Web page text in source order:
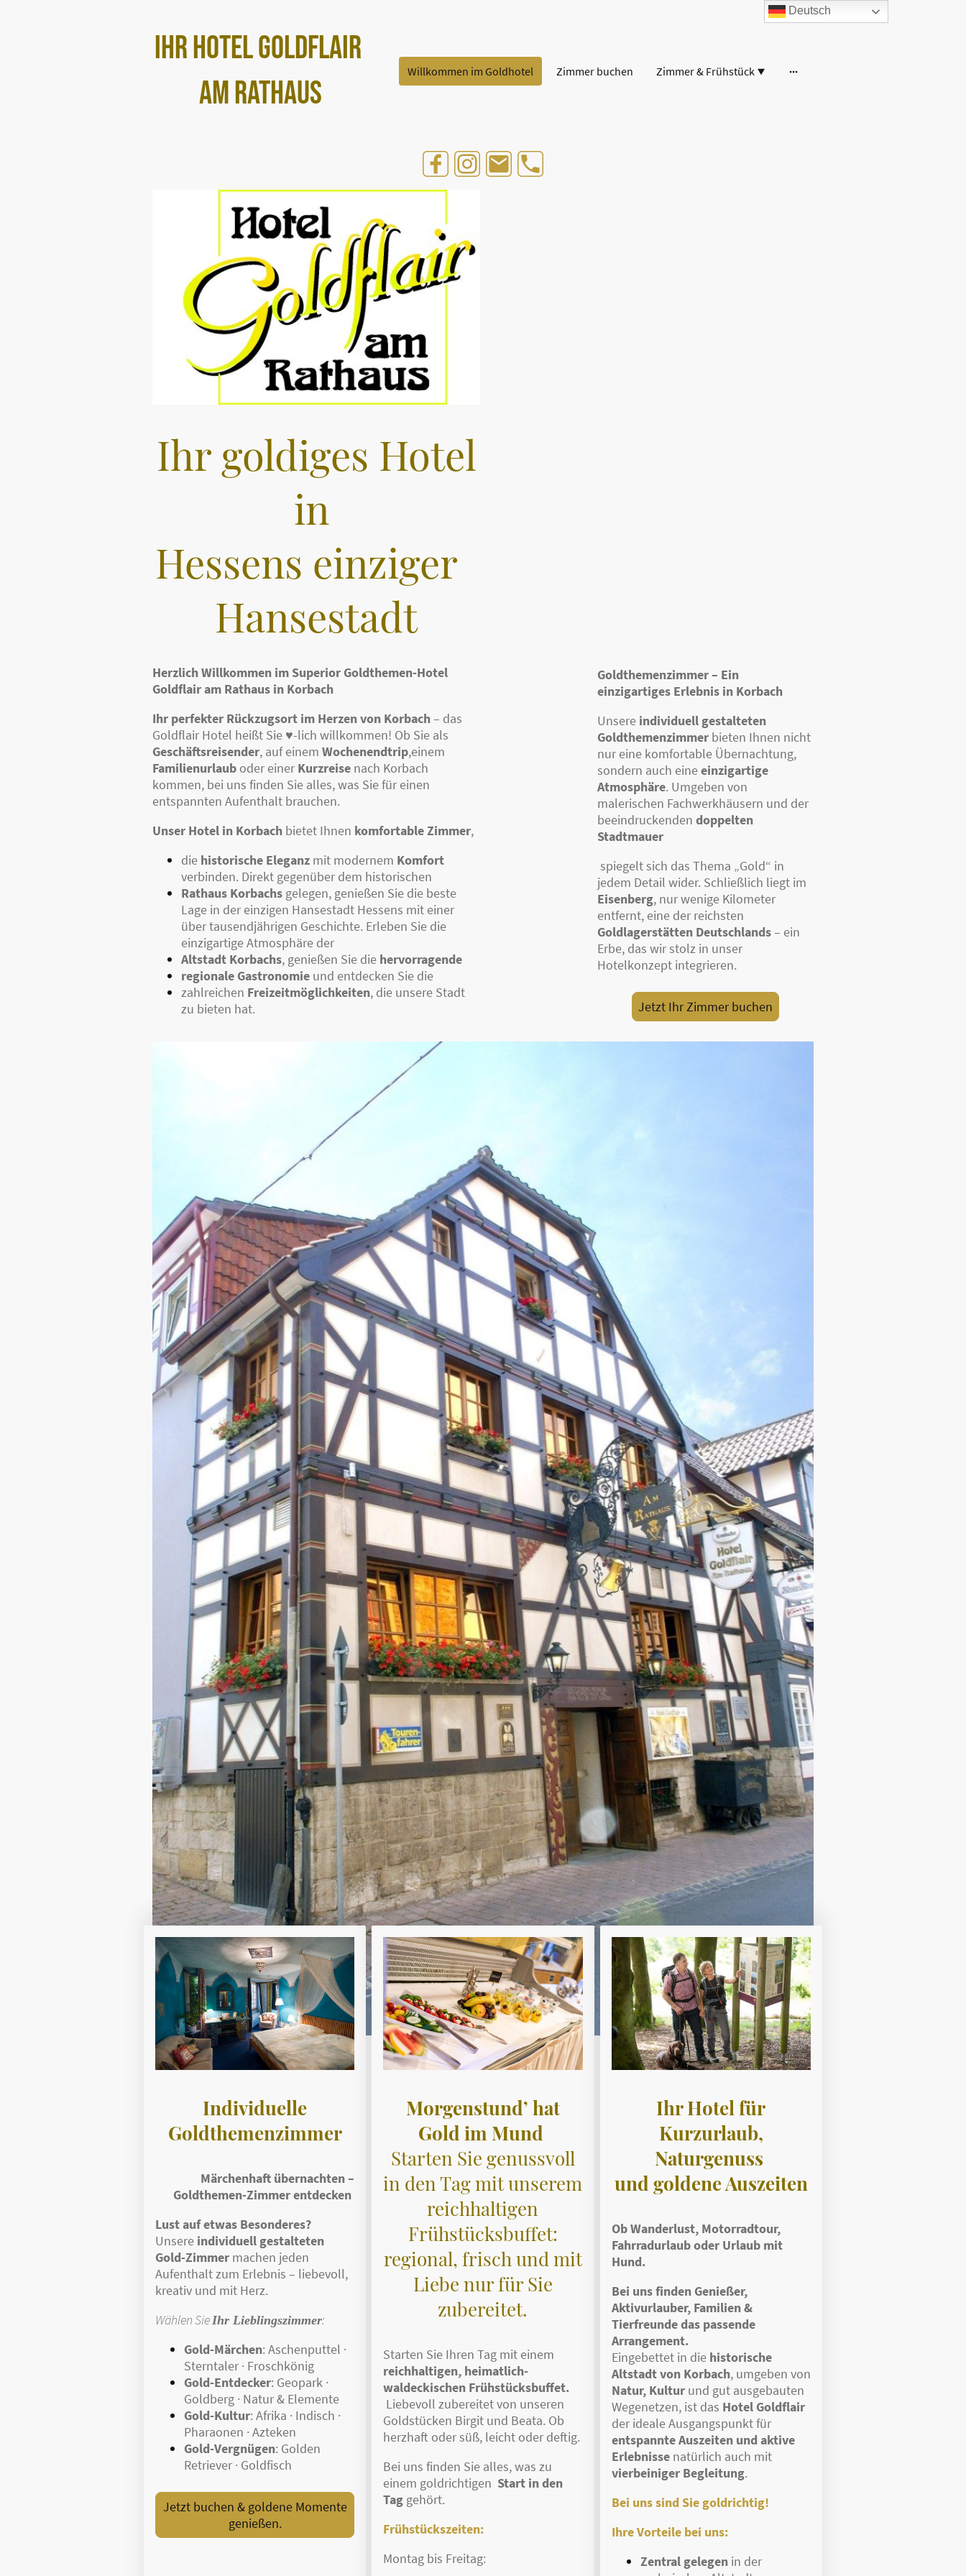
IHR Hotel Goldflair
am Rathaus
Willkommen im Goldhotel Zimmer buchen Zimmer & Frühstück
Ihr goldiges Hotel
in
Hessens einziger
Hanse­stadt
Herzlich Willkommen im Superior Goldthemen-Hotel
Goldflair am Rathaus in Korbach
Ihr perfekter Rückzugsort im Herzen von Korbach– das
Goldflair Hotel heißt Sie ♥-lich willkommen! Ob Sie als
Geschäftsreisender, auf einem Wochenendtrip,einem
Familienurlaub oder einer Kurzreise nach Korbach
kommen, bei uns finden Sie alles, was Sie für einen
entspannten Aufenthalt brauchen.
Unser Hotel in Korbach bietet Ihnen komfortable Zimmer,
die historische Eleganz mit modernem Komfort
verbinden. Direkt gegenüber dem historischen
Rathaus Korbachs gelegen, genießen Sie die beste
Lage in der einzigen Hansestadt Hessens mit einer
über tausendjährigen Geschichte. Erleben Sie die
einzigartige Atmosphäre der
Altstadt Korbachs, genießen Sie die hervorragende
regionale Gastronomie und entdecken Sie die
zahlreichen Freizeitmöglichkeiten, die unsere Stadt
zu bieten hat.
Goldthemenzimmer – Ein
einzigartiges Erlebnis in Korbach
Unsere individuell gestalteten
Goldthemenzimmerbieten Ihnen nicht
nur eine komfortable Übernachtung,
sondern auch eineeinzigartige
Atmosphäre. Umgeben von
malerischen Fachwerkhäusern und der
beeindruckenden doppelten
Stadtmauer
spiegelt sich das Thema „Gold“ in
jedem Detail wider. Schließlich liegt im
Eisenberg, nur wenige Kilometer
entfernt, eine der reichsten
Goldlagerstätten Deutschlands– ein
Erbe, das wir stolz in unser
Hotelkonzept integrieren.
Jetzt Ihr Zimmer buchen
Individuelle
Goldthemenzimmer
Märchenhaft übernachten –
Goldthemen-Zimmer entdecken
Lust auf etwas Besonderes?
Unsere individuell gestalteten
Gold-Zimmer machen jeden
Aufenthalt zum Erlebnis – liebevoll,
kreativ und mit Herz.
Wählen SieIhr Lieblingszimmer:
Gold-Märchen: Aschenputtel ·
Sterntaler · Froschkönig
Gold-Entdecker: Geopark ·
Goldberg · Natur & Elemente
Gold-Kultur: Afrika · Indisch ·
Pharaonen · Azteken
Gold-Vergnügen: Golden
Retriever · Goldfisch
Jetzt buchen & goldene Momente
genießen.
Morgenstund’ hat
Gold im Mund
Starten Sie genussvoll
in den Tag mit unserem
reichhaltigen
Frühstücksbuffet:
regional, frisch und mit
Liebe nur für Sie
zubereitet.
Starten Sie Ihren Tag mit einem
reichhaltigen, heimatlich-
waldeckischen Frühstücksbuffet.
Liebevoll zubereitet von unseren
Goldstücken Birgit und Beata. Ob
herzhaft oder süß, leicht oder deftig.
Bei uns finden Sie alles, was zu
einem goldrichtigen Start in den
Tag gehört.​
Frühstückszeiten:
Montag bis Freitag:
Ihr Hotel für
Kurzurlaub,
Naturgenuss
und goldene Auszeiten
Ob Wanderlust, Motorradtour,
Fahrradurlaub oder Urlaub mit
Hund.
Bei uns finden Genießer,
Aktivurlauber, Familien &
Tierfreunde das passende
Arrangement.
Eingebettet in die historische
Altstadt von Korbach, umgeben von
Natur, Kulturund gut ausgebauten
Wegenetzen, ist das Hotel Goldflair
der ideale Ausgangspunkt für
entspannte Auszeiten und aktive
Erlebnissenatürlich auch mit
vierbeiniger Begleitung.
Bei uns sind Sie goldrichtig!
IhreVorteile bei uns:
Zentral gelegenin der
Deutsch